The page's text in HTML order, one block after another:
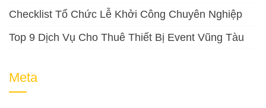
Checklist Tổ Chức Lễ Khởi Công Chuyên Nghiệp
Top 9 Dịch Vụ Cho Thuê Thiết Bị Event Vũng Tàu
Meta